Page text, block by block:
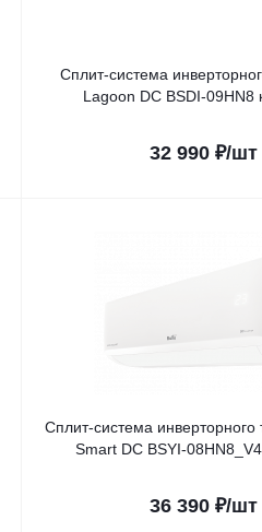
Сплит-система
Lagoon DC BSDI-09HN8
32 990₽/шт
Сплит-система инверторного
Smart DC BSYI-
36 390₽/шт